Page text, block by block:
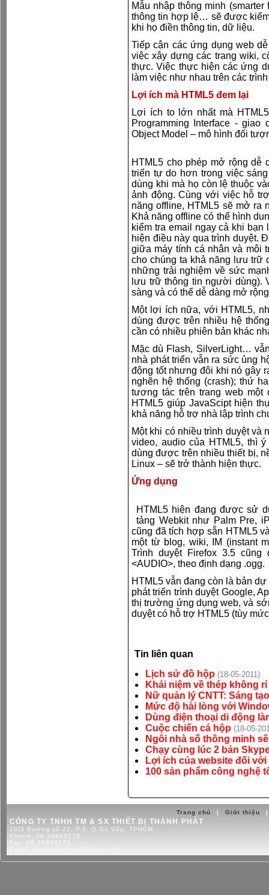
Mẫu nhập thông minh
thông tin hợp lệ… sẽ được
khi họ điền thông tin, dữ liệu.
Tiếp cận các ứng dụng web
việc xây dựng các trang wiki,
thực. Việc thực hiện các ứng
làm việc như nhau trên các
Lợi ích mà HTML5 đem lại
Lợi ích to lớn nhất mà
Programming Interface -
Object Model – mô hình đối
HTML5 cho phép mở rộng dễ
triển tự do hơn trong việc
dùng khi mà họ còn lệ thuộc
ảnh động. Cùng với việc hỗ
năng offline, HTML5 sẽ mở
Khả năng offline có thể hình
kiểm tra email ngay cả khi
hiện điều này qua trình duyệt.
giữa máy tính cá nhân và môi
cho chúng ta khả năng lưu trữ
những trải nghiệm về sức
lưu trữ thông tin người dùng).
sàng và có thể dễ dàng mở
Một lợi ích nữa, với HTML5,
dùng được trên nhiều hệ
cần có nhiều phiên bản khác
Mặc dù Flash, SilverLight…
nhà phát triển vẫn ra sức ủng
động tốt nhưng đôi khi nó gây
nghẽn hệ thống (crash); thứ
tương tác trên trang web
HTML5 giúp JavaScipt hiện
khả năng hỗ trợ nhà lập trình
Một khi có nhiều trình duyệt và
video, audio của HTML5, thì
dùng được trên nhiều thiết bị,
Linux – sẽ trở thành hiện thực.
Ứng dụng
HTML5 hiện đang được sử
tảng Webkit như Palm Pre,
cũng đã tích hợp sẵn HTML5
một từ blog, wiki, IM (instant
Trình duyệt Firefox 3.5
<AUDIO>, theo định dạng .ogg.
HTML5 vẫn đang còn là bản
phát triển trình duyệt Google,
thị trường ứng dụng web, và
duyệt có hỗ trợ HTML5 (tùy
Tin liên quan
Lịch sử đồ hộp (18-05-2011)
Khái niệm về thép không rỉ
Nữ quản lý CNTT: Sáng
Mức độ hài lòng với
Dùng điện thoại di động
Cuộc chiến cá hộp (18-05-
Ngôi nhà số thông minh
Chạy cùng lúc 2 bản
Lợi ích của website đối
100 sản phẩm công nghệ
Trang chủ | Giới thiệu |
CÔNG TY TNHH TM & SX THIẾT BỊ THÀNH PHÁT
10/3 Đường số 22, P.5, Q.Gò Vấp, TPHCM
Phone: 08.39848576
Fax:
08.39848576